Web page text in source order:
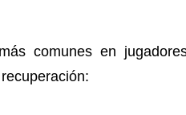
comunes en